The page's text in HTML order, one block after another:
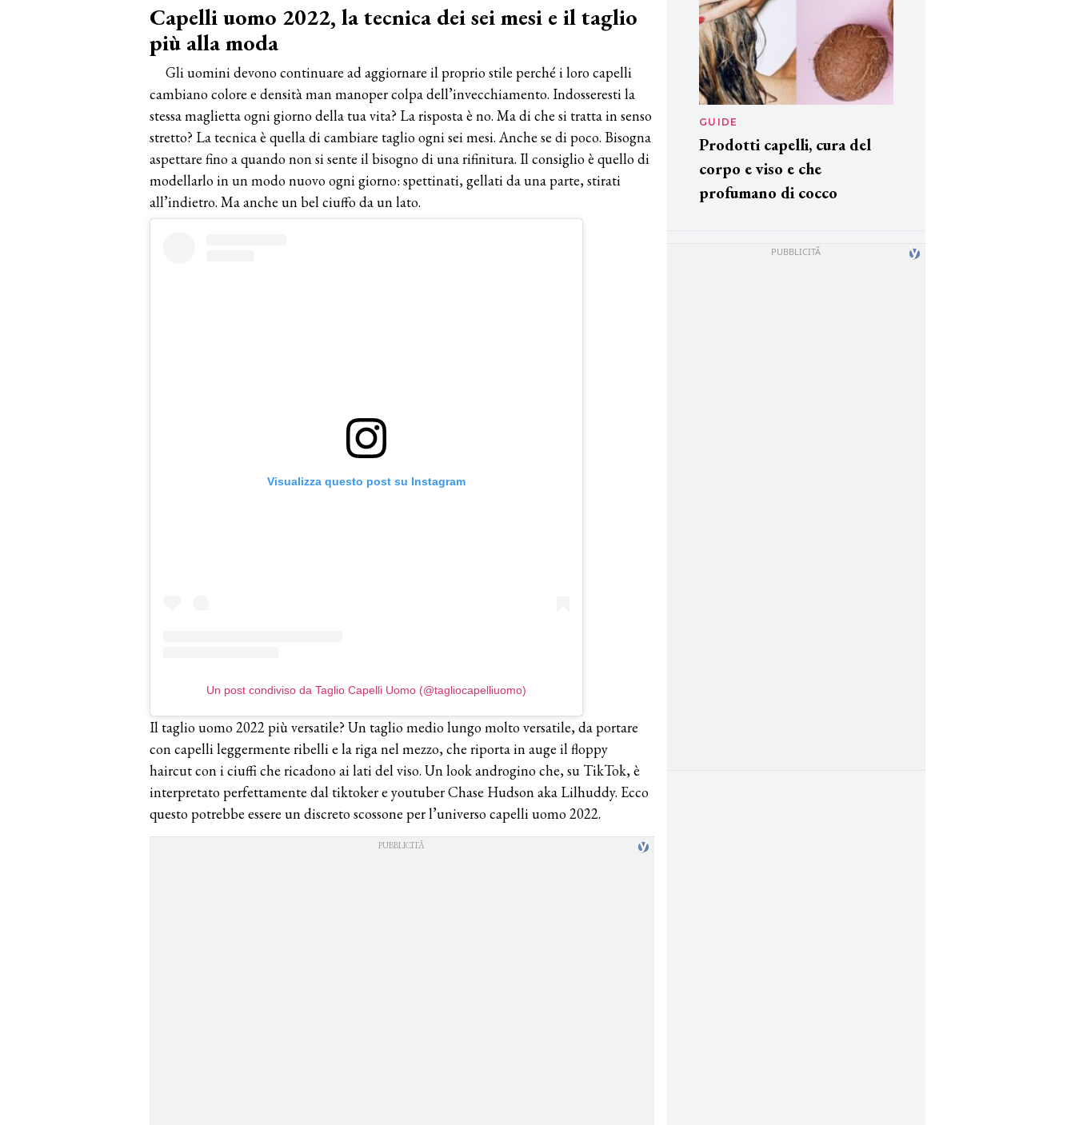
Capelli uomo 2022, la tecnica dei sei mesi e il taglio
più alla moda
Gli uomini devono continuare ad aggiornare il proprio stile perché i loro capelli
cambiano colore e densità man manoper colpa dell’invecchiamento. Indosseresti la
stessa maglietta ogni giorno della tua vita? La risposta è no. Ma di che si tratta in senso
stretto? La tecnica è quella di cambiare taglio ogni sei mesi. Anche se di poco. Bisogna
aspettare fino a quando non si sente il bisogno di una rifinitura. Il consiglio è quello di
modellarlo in un modo nuovo ogni giorno: spettinati, gellati da una parte, stirati
all’indietro. Ma anche un bel ciuffo da un lato.
Visualizza questo post su Instagram
Un post condiviso da Taglio Capelli Uomo (@tagliocapelliuomo)
Il taglio uomo 2022 più versatile? Un taglio medio lungo molto versatile, da portare
con capelli leggermente ribelli e la riga nel mezzo, che riporta in auge il floppy
haircut con i ciuffi che ricadono ai lati del viso. Un look androgino che, su TikTok, è
interpretato perfettamente dal tiktoker e youtuber Chase Hudson aka Lilhuddy. Ecco
questo potrebbe essere un discreto scossone per l’universo capelli uomo 2022.
GUIDE
Prodotti capelli, cura del
corpo e viso e che
profumano di cocco